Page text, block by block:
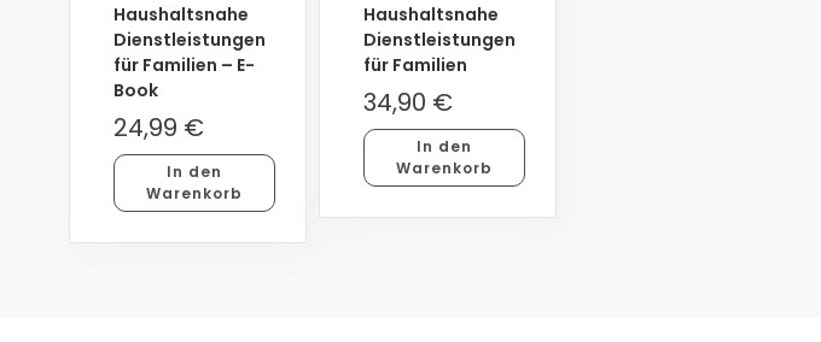
Haushaltsnahe
Dienstleistungen
für Familien – E-
Book
24,99 €
In den
Warenkorb
Haushaltsnahe
Dienstleistungen
für Familien
34,90 €
In den
Warenkorb